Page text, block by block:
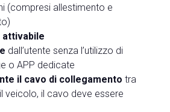
(compresi allestimento e
attivabile
dall’utente senza l’utilizzo di
o APP dedicate
il cavo di collegamento tra
veicolo, il cavo deve essere